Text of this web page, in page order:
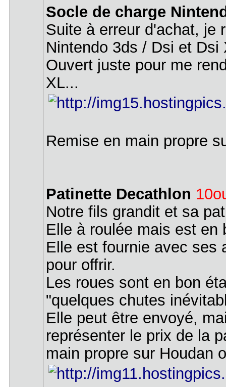
Socle de charge
Suite à erreur d'achat, je
Nintendo 3ds / Dsi et Dsi
Ouvert juste pour me
XL...
Remise en main propre
Patinette Decathlon
Notre fils grandit et sa
Elle à roulée mais est en
Elle est fournie avec ses
pour offrir.
Les roues sont en bon
"quelques chutes
Elle peut être envoyé,
représenter le prix de la
main propre sur Houdan